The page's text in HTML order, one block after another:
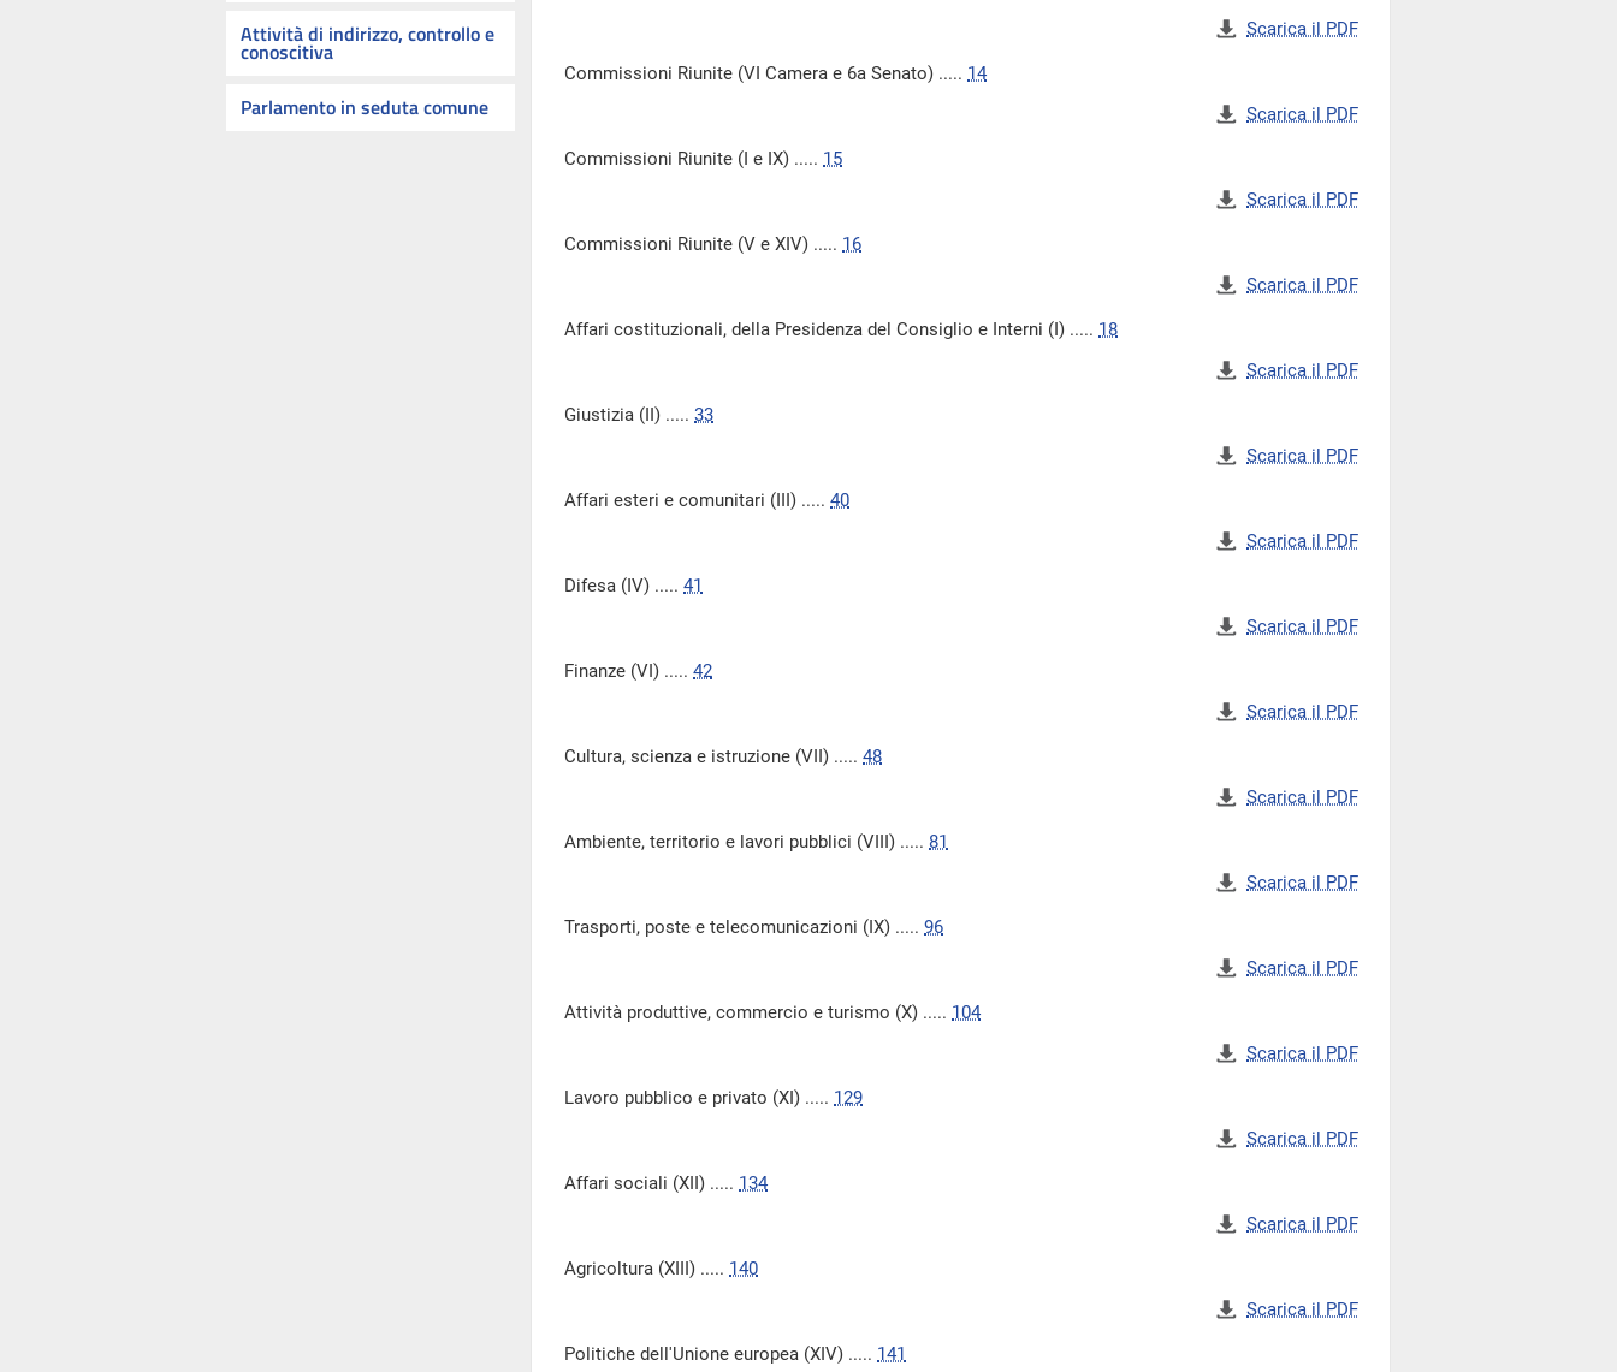
Attività di indirizzo, controllo e
conoscitiva
Parlamento in seduta comune
Scarica il PDF
Commissioni Riunite (VI Camera e 6a Senato) ..... 14
Scarica il PDF
Commissioni Riunite (I e IX) ..... 15
Scarica il PDF
Commissioni Riunite (V e XIV) ..... 16
Scarica il PDF
Affari costituzionali, della Presidenza del Consiglio e Interni (I) ..... 18
Scarica il PDF
Giustizia (II) ..... 33
Scarica il PDF
Affari esteri e comunitari (III) ..... 40
Scarica il PDF
Difesa (IV) ..... 41
Scarica il PDF
Finanze (VI) ..... 42
Scarica il PDF
Cultura, scienza e istruzione (VII) ..... 48
Scarica il PDF
Ambiente, territorio e lavori pubblici (VIII) ..... 81
Scarica il PDF
Trasporti, poste e telecomunicazioni (IX) ..... 96
Scarica il PDF
Attività produttive, commercio e turismo (X) ..... 104
Scarica il PDF
Lavoro pubblico e privato (XI) ..... 129
Scarica il PDF
Affari sociali (XII) ..... 134
Scarica il PDF
Agricoltura (XIII) ..... 140
Scarica il PDF
Politiche dell'Unione europea (XIV) ..... 141